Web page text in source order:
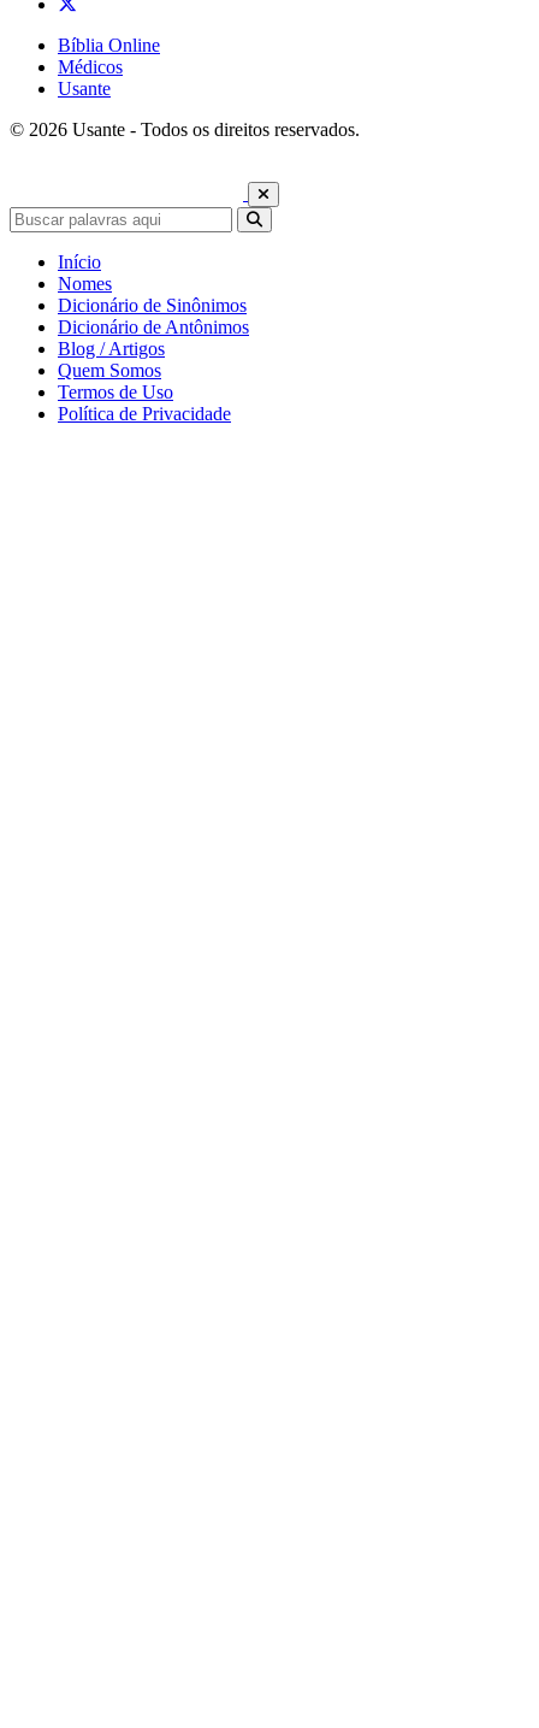
Bíblia Online
Médicos
Usante
© 2026 Usante - Todos os direitos reservados.
Início
Nomes
Dicionário de Sinônimos
Dicionário de Antônimos
Blog / Artigos
Quem Somos
Termos de Uso
Política de Privacidade